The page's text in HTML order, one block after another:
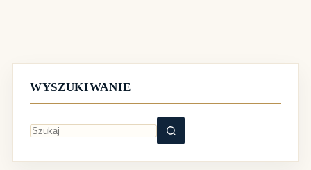
WYSZUKIWANIE
wyników